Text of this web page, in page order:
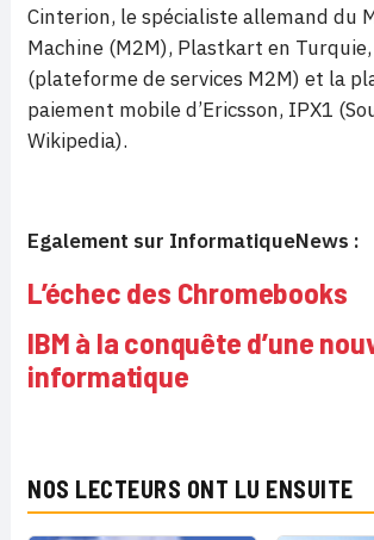
Cinterion, le spécialiste allemand du
Machine (M2M), Plastkart en
(plateforme de services M2M) et la
paiement mobile d’Ericsson, IPX1
Wikipedia).
Egalement sur InformatiqueNews :
L’échec des Chromebooks
IBM à la conquête d’une
informatique
NOS LECTEURS ONT LU ENSUITE